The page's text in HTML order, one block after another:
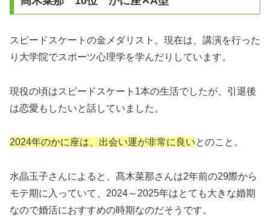
スピードスケートの金メダリスト。現在は、講演を行った
り大学院でスポーツ心理学を学んだりしています。
現役の頃はスピードスケート1本の生活でしたが、引退後
は恋愛もしたいと話していました。
2024年のかに座は、出会い運が非常に良いとのこと。
水晶玉子さんによると、髙木菜那さんは2年前の29際から
モテ期に入っていて、2024～2025年はとても大きな婚期
なので婚活におすすめの時期なのだそうです。